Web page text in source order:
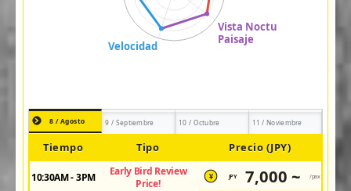
8 / Agosto 9 / Septiembre 10 / Octubre 11 / Noviembre
Tiempo Tipo Precio (JPY)
10:30AM - 3PM
Early Bird Review
Price!
¥ JPY 7,000 ~ /pax